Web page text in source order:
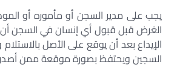
يجب على مدير السجن أو مأموره أو
الغرض قبل قبول أي إنسان في السجن
الإيداع بعد أن يوقع على الأصل
السجين ويحتفظ بصورة موقعة ممن أصدر